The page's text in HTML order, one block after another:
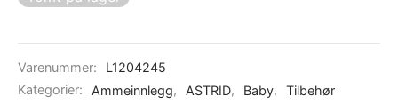
Varenummer:
L1204245
Kategorier:
Ammeinnlegg, ASTRID, Baby, Tilbehør